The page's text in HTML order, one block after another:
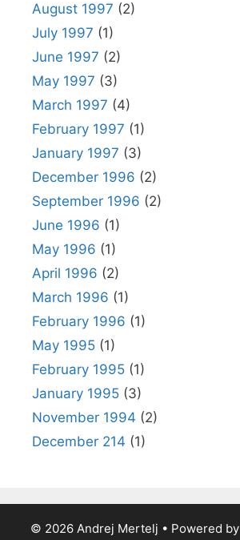
August 1997 (2)
July 1997 (1)
June 1997 (2)
May 1997 (3)
March 1997 (4)
February 1997 (1)
January 1997 (3)
December 1996 (2)
September 1996 (2)
June 1996 (1)
May 1996 (1)
April 1996 (2)
March 1996 (1)
February 1996 (1)
May 1995 (1)
February 1995 (1)
January 1995 (3)
November 1994 (2)
December 214 (1)
© 2026 Andrej Mertelj • Powered by